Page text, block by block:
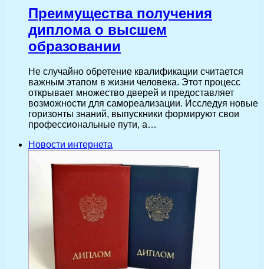
Преимущества получения
диплома о высшем
образовании
Не случайно обретение квалификации считается
важным этапом в жизни человека. Этот процесс
открывает множество дверей и предоставляет
возможности для самореализации. Исследуя новые
горизонты знаний, выпускники формируют свои
профессиональные пути, а…
Новости интернета